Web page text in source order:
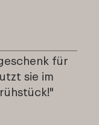
für
sie im